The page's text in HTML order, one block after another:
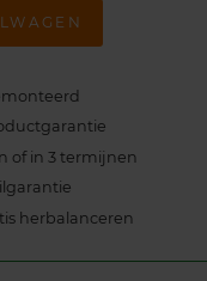
of in 3 termijnen
herbalanceren